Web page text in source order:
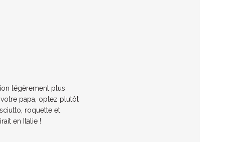
légèrement plus
papa, optez plutôt
roquette et
en Italie !